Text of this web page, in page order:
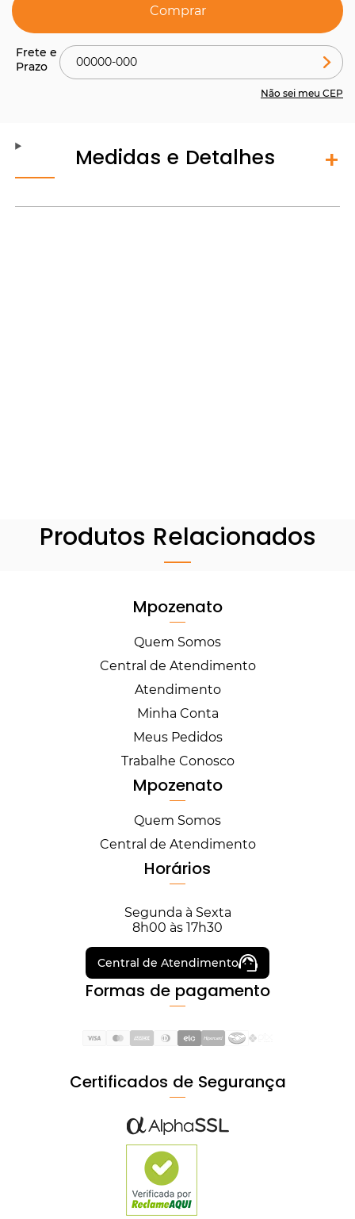
Comprar
Não sei meu CEP
Medidas e Detalhes
Produtos Relacionados
Mpozenato
Quem Somos
Central de Atendimento
Atendimento
Minha Conta
Meus Pedidos
Trabalhe Conosco
Mpozenato
Quem Somos
Central de Atendimento
Horários
Segunda à Sexta
8h00 às 17h30
Central de Atendimento
Formas de pagamento
Certificados de Segurança